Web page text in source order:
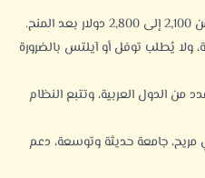
بعد المنح.
ولا يُطلب توفل أو آيلتس بالضرورة
من الدول العربية، وتتبع النظام
جامعة حديثة وتوسعة، دعم